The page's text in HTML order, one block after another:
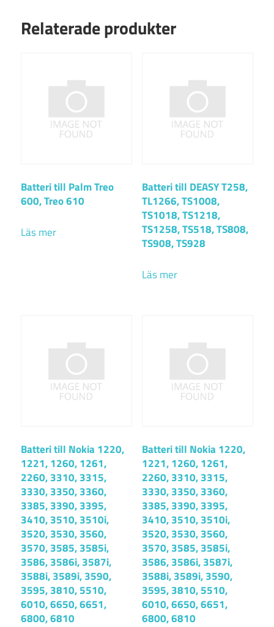
Relaterade produkter
Batteri till Palm Treo
600, Treo 610
Läs mer
Batteri till DEASY T258,
TL1266, TS1008,
TS1018, TS1218,
TS1258, TS518, TS808,
TS908, TS928
Läs mer
Batteri till Nokia 1220,
1221, 1260, 1261,
2260, 3310, 3315,
3330, 3350, 3360,
3385, 3390, 3395,
3410, 3510, 3510i,
3520, 3530, 3560,
3570, 3585, 3585i,
3586, 3586i, 3587i,
3588i, 3589i, 3590,
3595, 3810, 5510,
6010, 6650, 6651,
6800, 6810
Batteri till Nokia 1220,
1221, 1260, 1261,
2260, 3310, 3315,
3330, 3350, 3360,
3385, 3390, 3395,
3410, 3510, 3510i,
3520, 3530, 3560,
3570, 3585, 3585i,
3586, 3586i, 3587i,
3588i, 3589i, 3590,
3595, 3810, 5510,
6010, 6650, 6651,
6800, 6810